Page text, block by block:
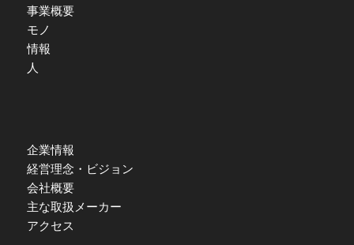
事業概要
モノ
情報
人
企業情報
経営理念・ビジョン
会社概要
主な取扱メーカー
アクセス